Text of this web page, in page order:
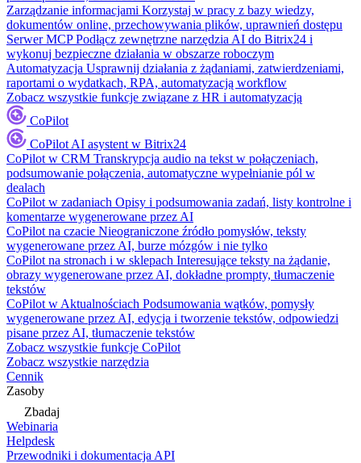
Zarządzanie informacjami Korzystaj w pracy z bazy wiedzy,
dokumentów online, przechowywania plików, uprawnień dostępu
Serwer MCP Podłącz zewnętrzne narzędzia AI do Bitrix24 i
wykonuj bezpieczne działania w obszarze roboczym
Automatyzacja Usprawnij działania z żądaniami, zatwierdzeniami,
raportami o wydatkach, RPA, automatyzacją workflow
Zobacz wszystkie funkcje związane z HR i automatyzacją
CoPilot
CoPilot AI asystent w Bitrix24
CoPilot w CRM Transkrypcja audio na tekst w połączeniach,
podsumowanie połączenia, automatyczne wypełnianie pól w
dealach
CoPilot w zadaniach Opisy i podsumowania zadań, listy kontrolne i
komentarze wygenerowane przez AI
CoPilot na czacie Nieograniczone źródło pomysłów, teksty
wygenerowane przez AI, burze mózgów i nie tylko
CoPilot na stronach i w sklepach Interesujące teksty na żądanie,
obrazy wygenerowane przez AI, dokładne prompty, tłumaczenie
tekstów
CoPilot w Aktualnościach Podsumowania wątków, pomysły
wygenerowane przez AI, edycja i tworzenie tekstów, odpowiedzi
pisane przez AI, tłumaczenie tekstów
Zobacz wszystkie funkcje CoPilot
Zobacz wszystkie narzędzia
Cennik
Zasoby
Zbadaj
Webinaria
Helpdesk
Przewodniki i dokumentacja API